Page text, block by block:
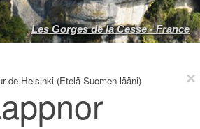
Les Gorges de la Cesse - France
de Helsinki (Etelä-Suomen lääni)